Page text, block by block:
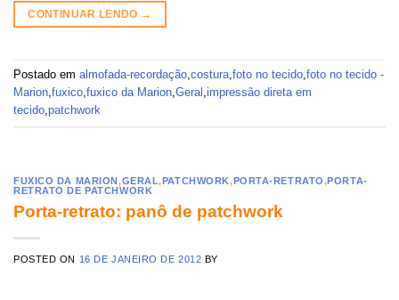
CONTINUAR LENDO →
Postado em almofada-recordação,costura,foto no tecido,foto no tecido -
Marion,fuxico,fuxico da Marion,Geral ,impressão direta em
tecido,patchwork
FUXICO DA MARION,GERAL,PATCHWORK,PORTA-RETRATO,PORTA-
RETRATO DE PATCHWORK
Porta-retrato: panô de patchwork
POSTED ON 16 DE JANEIRO DE 2012 BY